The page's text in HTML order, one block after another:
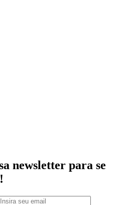
newsletter para se